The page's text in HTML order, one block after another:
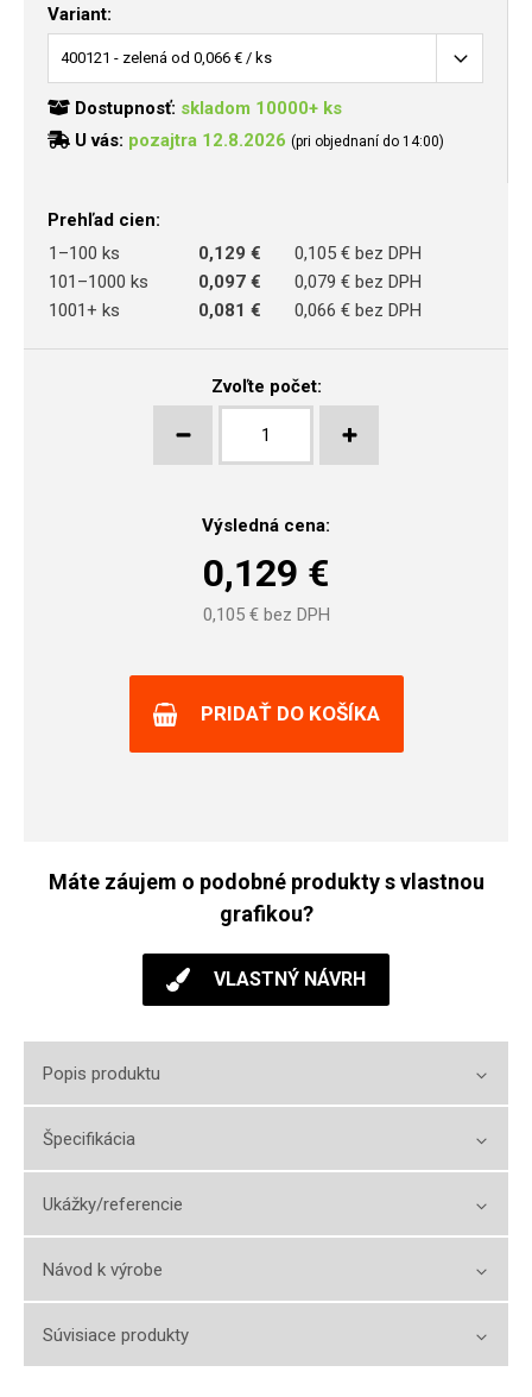
Variant:
Dostupnosť: skladom 10000+ ks
U vás: pozajtra 12.8.2026 (pri objednaní do 14:00)
Prehľad cien:
1–100 ks
0,129 €
0,105 € bez DPH
101–1000 ks
0,097 €
0,079 € bez DPH
1001+ ks
0,081 € 0,066 € bez DPH
Zvoľte počet:
Výsledná cena:
0,129 €
0,105€ bez DPH
PRIDAŤ DO KOŠÍKA
Máte záujem o podobné produkty s vlastnou
grafikou?
VLASTNÝ NÁVRH
Popis produktu
Špecifikácia
Ukážky/referencie
Návod k výrobe
Súvisiace produkty